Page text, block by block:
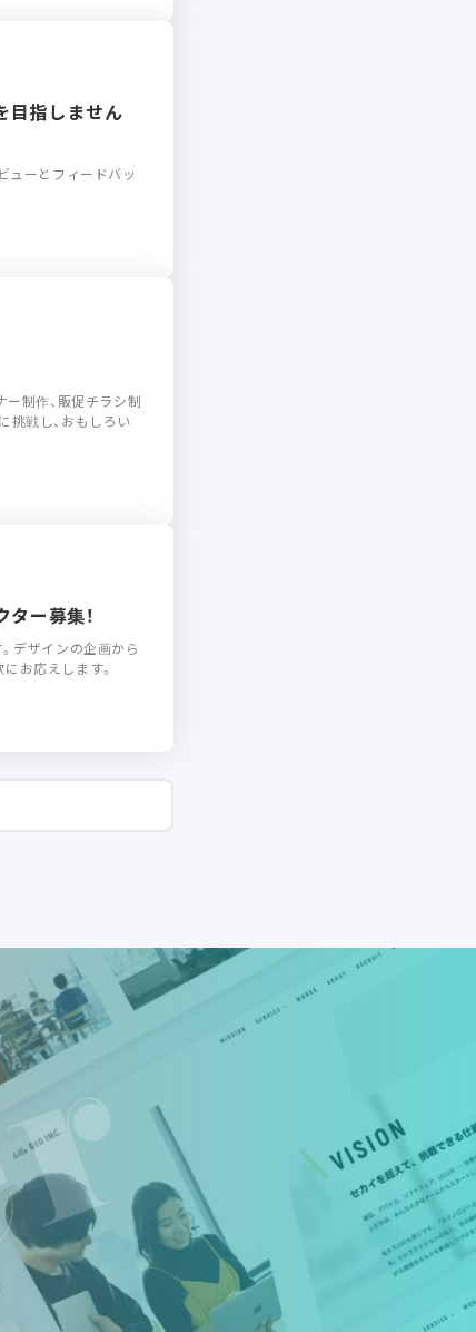
目指しません
ューとフィードバッ
制作、販促チラシ制
挑戦し、おもしろい
ー募集！
デザインの企画から
お応えします。